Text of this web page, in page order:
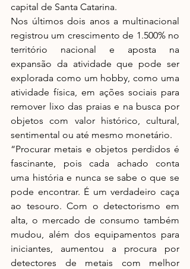
capital de Santa Catarina.
Nos últimos dois anos a multinacional
registrou um crescimento de 1.500% no
território nacional e aposta na
expansão da atividade que pode ser
explorada como um hobby, como uma
atividade física, em ações sociais para
remover lixo das praias e na busca por
objetos com valor histórico, cultural,
sentimental ou até mesmo monetário.
“Procurar metais e objetos perdidos é
fascinante, pois cada achado conta
uma história e nunca se sabe o que se
pode encontrar. É um verdadeiro caça
ao tesouro. Com o detectorismo em
alta, o mercado de consumo também
mudou, além dos equipamentos para
iniciantes, aumentou a procura por
detectores de metais com melhor